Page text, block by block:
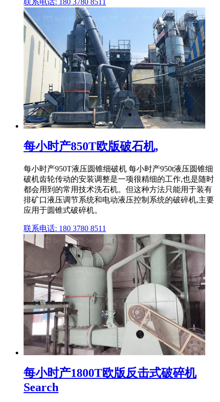
联系电话: 180 3780 8511
每小时产850T欧版破石机,
每小时产950T液压圆锥细破机 每小时产950t液压圆锥细
破机齿轮传动的安装调整是一项很精细的工作,也是随时
都会用到的常用技术洗石机。但这种方法只能用于装有
排矿口液压调节系统和电动液压控制系统的破碎机,主要
应用于圆锥式破碎机。
联系电话: 180 3780 8511
每小时产1800T欧版反击式破碎机
Search